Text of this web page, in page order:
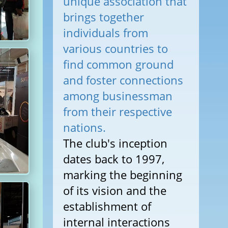
brings together
individuals from
various countries to
find common ground
and foster connections
among businessman
from their respective
nations.
The club's inception
dates back to 1997,
marking the beginning
of its vision and the
establishment of
internal interactions